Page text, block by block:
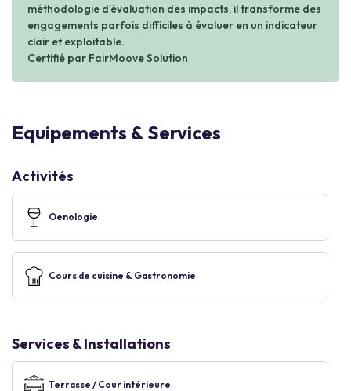
méthodologie d’évaluation des impacts, il transforme des
engagements parfois difficiles à évaluer en un indicateur
clair et exploitable.
Certifié par FairMoove Solution
Equipements & Services
Activités
Oenologie
Cours de cuisine & Gastronomie
Services & Installations
Terrasse / Cour intérieure